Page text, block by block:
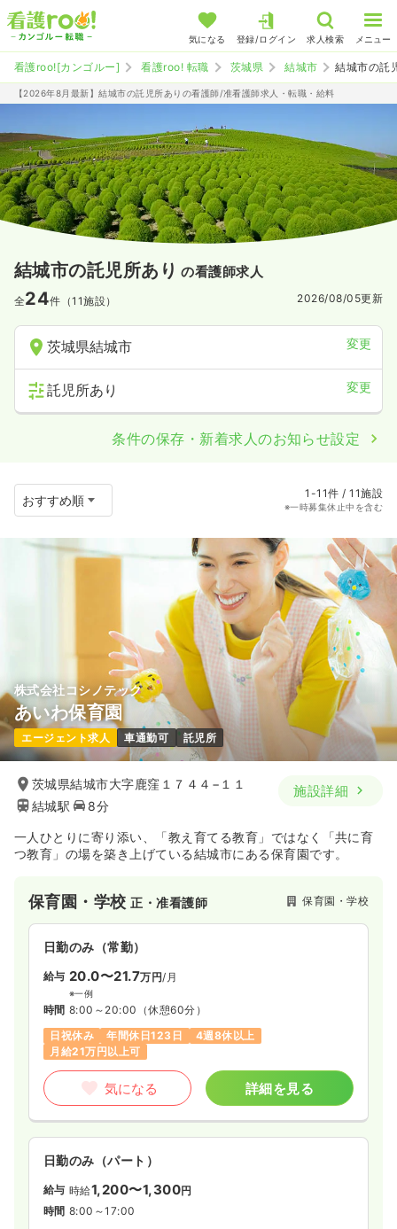
気になる 登録/ログイン 求人検索 メニュー
看護roo![カンゴルー] 看護roo! 転職 茨城県 結城市 結城市の託
【2026年8月最新】結城市の託児所ありの看護師/准看護師求人・転職・給料
結城市の託児所あり の看護師求人
全24件（11施設） 2026/08/05更新
茨城県結城市 変更
託児所あり 変更
条件の保存・新着求人のお知らせ設定
1-11件 / 11施設
※一時募集休止中を含む
株式会社コシノテック
あいわ保育園
エージェント求人 車通勤可 託児所
茨城県結城市大字鹿窪１７４４−１１
結城駅
8分
施設詳細
一人ひとりに寄り添い、「教え育てる教育」ではなく「共に育
つ教育」の場を築き上げている結城市にある保育園です。
保育園・学校正・准看護師 保育園・学校
日勤のみ（常勤）
給与 20.0〜21.7万円/月
※一例
時間 8:00～20:00 （休憩60分）
日祝休み
年間休日123日
4週8休以上
月給21万円以上可
気になる 詳細を見る
日勤のみ（パート）
給与 時給1,200〜1,300円
時間 8:00～17:00